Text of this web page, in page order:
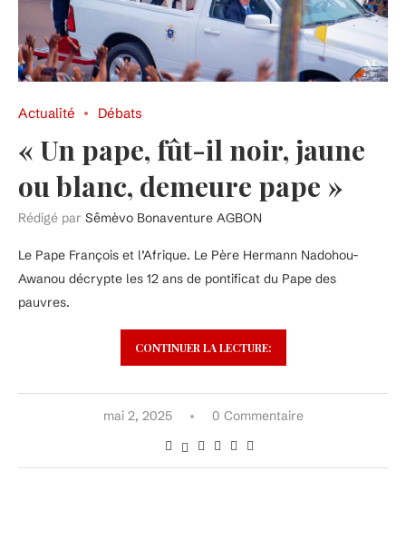
Actualité Débats
« Un pape, fût-il noir, jaune
ou blanc, demeure pape »
Rédigé par Sêmèvo Bonaventure AGBON
Le Pape François et l’Afrique. Le Père Hermann Nadohou-
Awanou décrypte les 12 ans de pontificat du Pape des
pauvres.
CONTINUER LA LECTURE:
mai 2, 2025 0 Commentaire